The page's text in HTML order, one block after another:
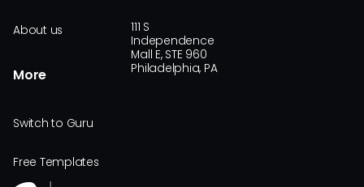
About us
More
Switch to Guru
Free Templates
111 S
Independence
Mall E, STE 960
Philadelphia, PA